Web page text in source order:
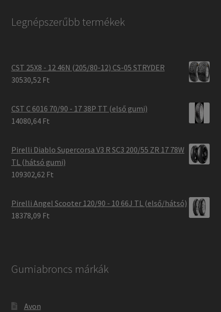
Legnépszerűbb termékek
CST 25X8 - 12 46N (205/80-12) CS-05 STRYDER
30530,52 Ft
CST C 6016 70/90 - 17 38P TT (első gumi)
14080,64 Ft
Pirelli Diablo Supercorsa V3 R SC3 200/55 ZR 17 78W
TL (hátsó gumi)
109302,62 Ft
Pirelli Angel Scooter 120/90 - 10 66J TL (első/hátsó)
18378,09 Ft
Gumiabroncs márkák
Avon